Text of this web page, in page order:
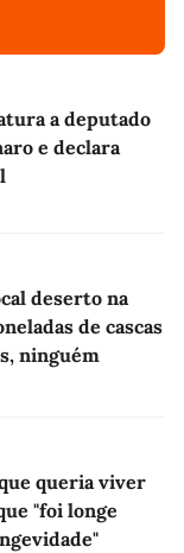
a deputado
e declara
deserto na
de cascas
ninguém
queria viver
"foi longe